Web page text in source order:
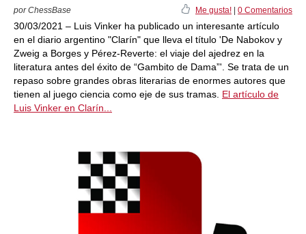
por ChessBase Me gusta! 0 Comentarios
30/03/2021 – Luis Vinker ha publicado un interesante artículo
en el diario argentino "Clarín" que lleva el título 'De Nabokov y
Zweig a Borges y Pérez-Reverte: el viaje del ajedrez en la
literatura antes del éxito de “Gambito de Dama”'. Se trata de un
repaso sobre grandes obras literarias de enormes autores que
tienen al juego ciencia como eje de sus tramas. El artículo de
Luis Vinker en Clarín...